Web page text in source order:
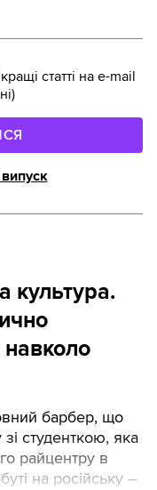
статті на e-mail
культура.
барбер, що
студенткою, яка
райцентру в
на російську –